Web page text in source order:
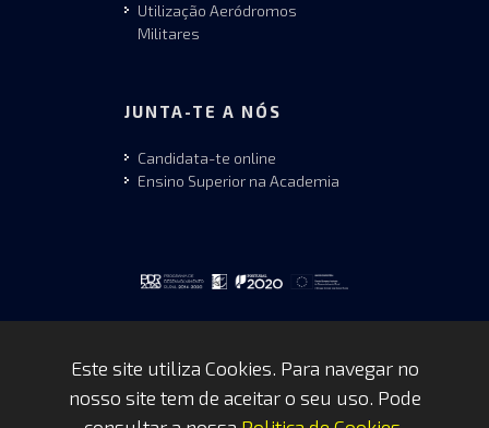
Utilização Aeródromos
Militares
JUNTA-TE A NÓS
Candidata-te online
Ensino Superior na Academia
Copyrights © 2026 by FAP - DCSI -
Este site utiliza Cookies. Para navegar no
nosso site tem de aceitar o seu uso. Pode